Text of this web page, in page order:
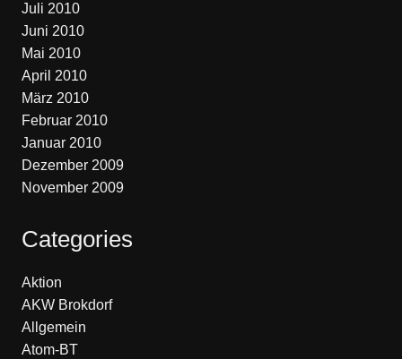
Juli 2010
Juni 2010
Mai 2010
April 2010
März 2010
Februar 2010
Januar 2010
Dezember 2009
November 2009
Categories
Aktion
AKW Brokdorf
Allgemein
Atom-BT